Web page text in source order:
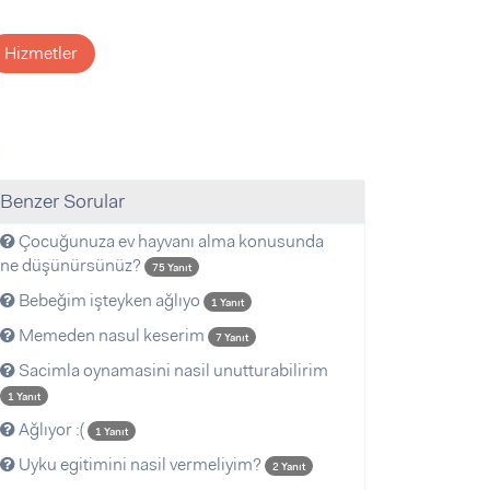
Hizmetler
Benzer Sorular
Çocuğunuza ev hayvanı alma konusunda
ne düşünürsünüz?
75 Yanıt
Bebeğim işteyken ağlıyo 1 Yanıt
Memeden nasul keserim 7 Yanıt
Sacimla oynamasini nasil unutturabilirim
1 Yanıt
Ağlıyor :( 1 Yanıt
Uyku egitimini nasil vermeliyim? 2 Yanıt